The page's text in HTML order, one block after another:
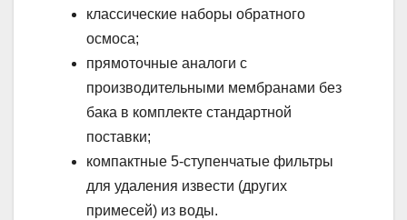
классические наборы обратного
осмоса;
прямоточные аналоги с
производительными мембранами без
бака в комплекте стандартной
поставки;
компактные 5-ступенчатые фильтры
для удаления извести (других
примесей) из воды.